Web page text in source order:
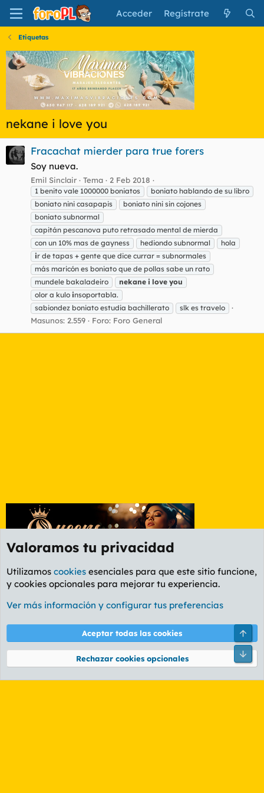
Acceder Regístrate
Etiquetas
nekane i love you
Fracachat mierder para true forers
Soy nueva.
Emil Sinclair Tema 2 Feb 2018
1 benito vale 1000000 boniatos
boniato hablando de su libro
boniato nini casapapis
boniato nini sin cojones
boniato subnormal
capitán pescanova puto retrasado mental de mierda
con un 10% mas de gayness
hediondo subnormal
hola
ir de tapas + gente que dice currar = subnormales
más maricón es boniato que de pollas sabe un rato
mundele bakaladeiro
nekane i love you
olor a kulo insoportabla.
sabiondez boniato estudia bachillerato
slk es travelo
Masunos: 2.559 Foro: Foro General
Etiquetas
Cookies
PL OLDSTYLE AMARILLO
Términos y reglas Política de privacidad Ayuda
Community platform by XenForo® © 2010-2026 XenForo Ltd.
Valoramos tu privacidad
Utilizamos cookies esenciales para que este sitio funcione,
y cookies opcionales para mejorar tu experiencia.
Ver más información y configurar tus preferencias
Aceptar todas las cookies
Rechazar cookies opcionales
Pie